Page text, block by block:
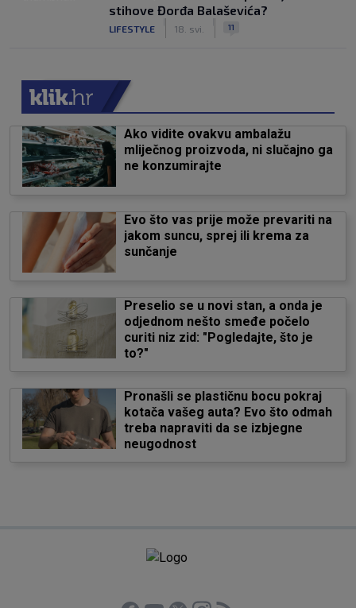
stihove Đorđa Balaševića?
LIFESTYLE 18. svi. 11
Ako vidite ovakvu ambalažu
mliječnog proizvoda, ni slučajno ga
ne konzumirajte
Evo što vas prije može prevariti na
jakom suncu, sprej ili krema za
sunčanje
Preselio se u novi stan, a onda je
odjednom nešto smeđe počelo
curiti niz zid: "Pogledajte, što je
to?"
Pronašli se plastičnu bocu pokraj
kotača vašeg auta? Evo što odmah
treba napraviti da se izbjegne
neugodnost